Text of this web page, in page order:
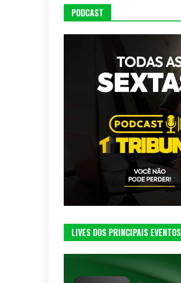
PODCAST
LIVES DOS PRINCIPAIS EVENTOS